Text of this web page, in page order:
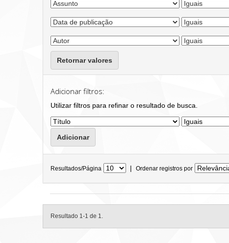
Retornar valores
Adicionar filtros:
Utilizar filtros para refinar o resultado de busca.
Resultados/Página | Ordenar registros por
Resultado 1-1 de 1.